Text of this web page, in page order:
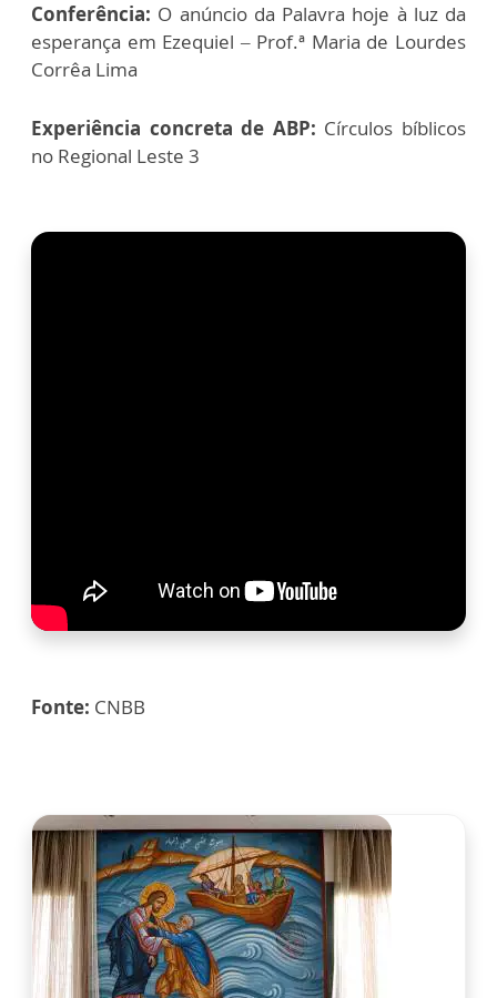
Conferência: O anúncio da Palavra hoje à luz da
esperança em Ezequiel – Prof.ª Maria de Lourdes
Corrêa Lima
Experiência concreta de ABP: Círculos bíblicos
no Regional Leste 3
Fonte: CNBB